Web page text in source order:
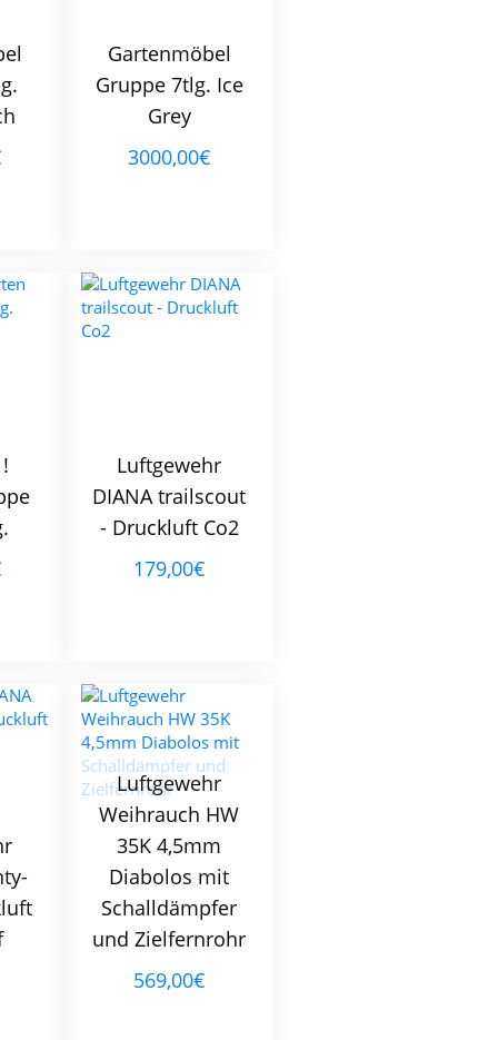
Gartenmöbel
Gruppe 7tlg. Ice
Grey
3000,00€
Luftgewehr
DIANA trailscout
- Druckluft Co2
179,00€
Luftgewehr
Weihrauch HW
35K 4,5mm
Diabolos mit
Schalldämpfer
und Zielfernrohr
569,00€